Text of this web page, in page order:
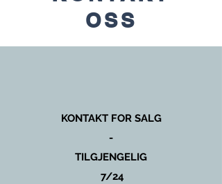
OSS
KONTAKT FOR SALG
-
TILGJENGELIG
7/24